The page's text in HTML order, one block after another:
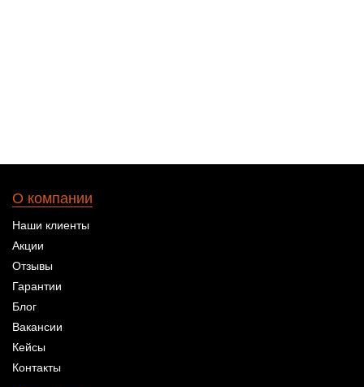
О компании
Наши клиенты
Акции
Отзывы
Гарантии
Блог
Вакансии
Кейсы
Контакты